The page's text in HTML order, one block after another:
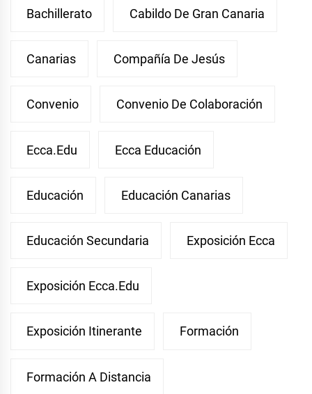
Bachillerato Cabildo De Gran Canaria
Canarias Compañía De Jesús
Convenio Convenio De Colaboración
Ecca.edu Ecca Educación
Educación Educación Canarias
Educación Secundaria Exposición Ecca
Exposición Ecca.edu
Exposición Itinerante Formación
Formación A Distancia